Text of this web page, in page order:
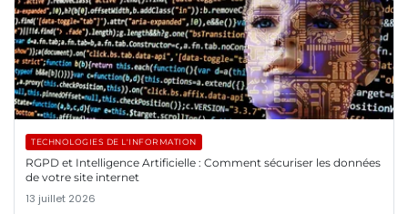
TECHNOLOGIES DE L'INFORMATION
RGPD et Intelligence Artificielle : Comment sécuriser les données
de votre site internet
13 juillet 2026